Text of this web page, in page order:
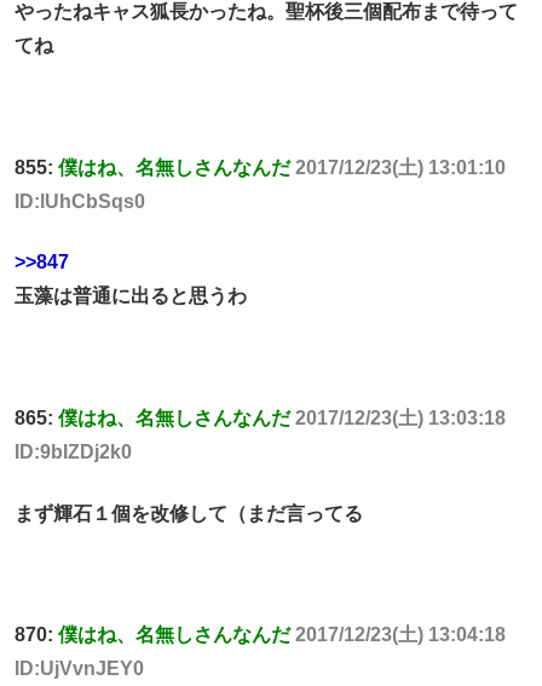
やったねキャス狐長かったね。聖杯後三個配布まで待って
てね
855: 僕はね、名無しさんなんだ 2017/12/23(土) 13:01:10
ID:lUhCbSqs0
>>847
玉藻は普通に出ると思うわ
865: 僕はね、名無しさんなんだ 2017/12/23(土) 13:03:18
ID:9bIZDj2k0
まず輝石１個を改修して（まだ言ってる
870: 僕はね、名無しさんなんだ 2017/12/23(土) 13:04:18
ID:UjVvnJEY0